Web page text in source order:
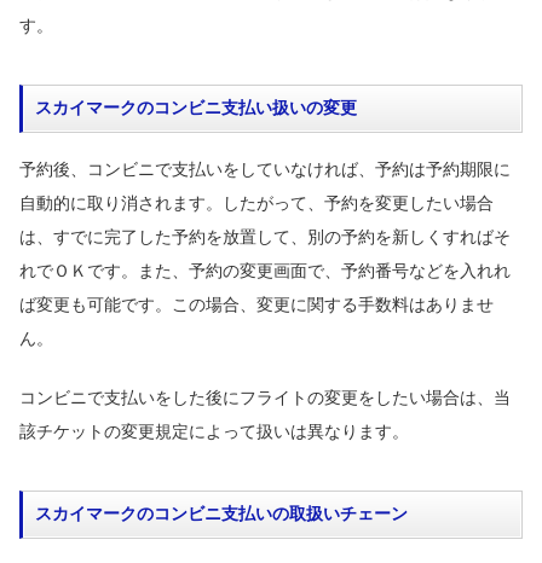
す。
スカイマークのコンビニ支払い扱いの変更
予約後、コンビニで支払いをしていなければ、予約は予約期限に
自動的に取り消されます。したがって、予約を変更したい場合
は、すでに完了した予約を放置して、別の予約を新しくすればそ
れでＯＫです。また、予約の変更画面で、予約番号などを入れれ
ば変更も可能です。この場合、変更に関する手数料はありませ
ん。
コンビニで支払いをした後にフライトの変更をしたい場合は、当
該チケットの変更規定によって扱いは異なります。
スカイマークのコンビニ支払いの取扱いチェーン